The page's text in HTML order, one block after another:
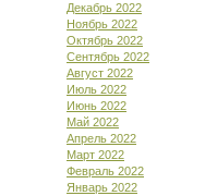
Декабрь 2022
Ноябрь 2022
Октябрь 2022
Сентябрь 2022
Август 2022
Июль 2022
Июнь 2022
Май 2022
Апрель 2022
Март 2022
Февраль 2022
Январь 2022